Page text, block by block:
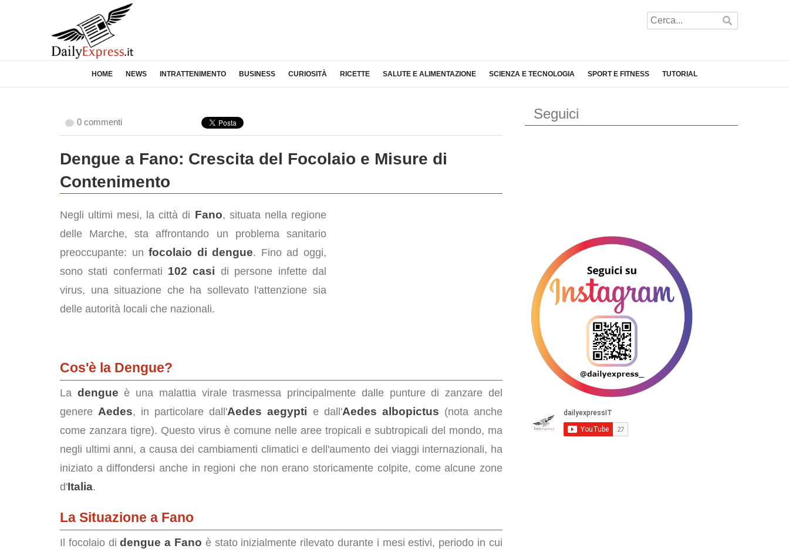
HOME NEWS INTRATTENIMENTO BUSINESS CURIOSITÀ RICETTE SALUTE E ALIMENTAZIONE SCIENZA E TECNOLOGIA SPORT E FITNESS TUTORIAL
0 commenti
Dengue a Fano: Crescita del Focolaio e Misure di
Contenimento
Negli ultimi mesi, la città di Fano, situata nella regione
delle Marche, sta affrontando un problema sanitario
preoccupante: unfocolaio di dengue. Fino ad oggi,
sono stati confermati 102 casi di persone infette dal
virus, una situazione che ha sollevato l'attenzione sia
delle autorità locali che nazionali.
Cos'è la Dengue?
La dengue è una malattia virale trasmessa principalmente dalle punture di zanzare del
genereAedes, in particolare dall'Aedes aegypti e dall'Aedes albopictus (nota anche
come zanzara tigre). Questo virus è comune nelle aree tropicali e subtropicali del mondo, ma
negli ultimi anni, a causa dei cambiamenti climatici e dell'aumento dei viaggi internazionali, ha
iniziato a diffondersi anche in regioni che non erano storicamente colpite, come alcune zone
d'Italia.
La Situazione a Fano
Il focolaio didengue a Fano è stato inizialmente rilevato durante i mesi estivi, periodo in cui
Seguici